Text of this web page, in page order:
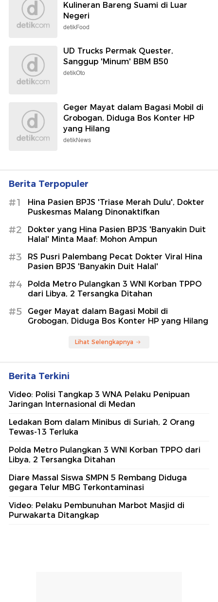
Kulineran Bareng Suami di Luar
Negeri
detikFood
UD Trucks Permak Quester,
Sanggup 'Minum' BBM B50
detikOto
Geger Mayat dalam Bagasi Mobil di
Grobogan, Diduga Bos Konter HP
yang Hilang
detikNews
Berita Terpopuler
#1
Hina Pasien BPJS 'Triase Merah Dulu', Dokter
Puskesmas Malang Dinonaktifkan
#2
Dokter yang Hina Pasien BPJS 'Banyakin Duit
Halal' Minta Maaf: Mohon Ampun
#3
RS Pusri Palembang Pecat Dokter Viral Hina
Pasien BPJS 'Banyakin Duit Halal'
#4
Polda Metro Pulangkan 3 WNI Korban TPPO
dari Libya, 2 Tersangka Ditahan
#5
Geger Mayat dalam Bagasi Mobil di
Grobogan, Diduga Bos Konter HP yang Hilang
Lihat Selengkapnya
Berita Terkini
Video: Polisi Tangkap 3 WNA Pelaku Penipuan
Jaringan Internasional di Medan
Ledakan Bom dalam Minibus di Suriah, 2 Orang
Tewas-13 Terluka
Polda Metro Pulangkan 3 WNI Korban TPPO dari
Libya, 2 Tersangka Ditahan
Diare Massal Siswa SMPN 5 Rembang Diduga
gegara Telur MBG Terkontaminasi
Video: Pelaku Pembunuhan Marbot Masjid di
Purwakarta Ditangkap